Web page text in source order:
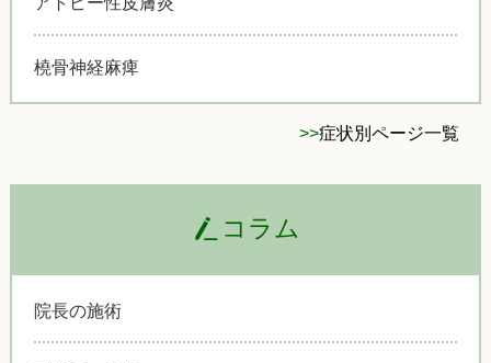
橈骨神経麻痺
>>症状別ページ一覧
コラム
院長の施術